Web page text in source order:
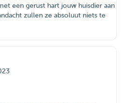
een gerust hart jouw huisdier aan
zullen ze absoluut niets te